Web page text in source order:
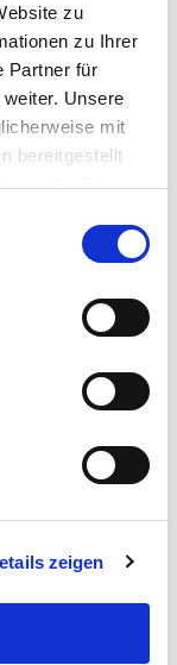
zu
zu Ihrer
Partner für
Unsere
mit
bereitgestellt
der Dienste
zeigen
Gericht
von
wie
zu
und